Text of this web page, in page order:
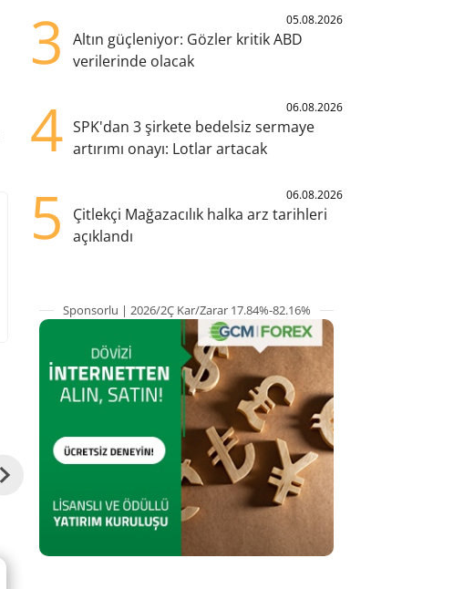
3 05.08.2026
Altın güçleniyor: Gözler kritik ABD
verilerinde olacak
4 06.08.2026
SPK'dan 3 şirkete bedelsiz sermaye
artırımı onayı: Lotlar artacak
5 06.08.2026
Çitlekçi Mağazacılık halka arz tarihleri
açıklandı
Sponsorlu | 2026/2Ç Kar/Zarar 17.84%-82.16%